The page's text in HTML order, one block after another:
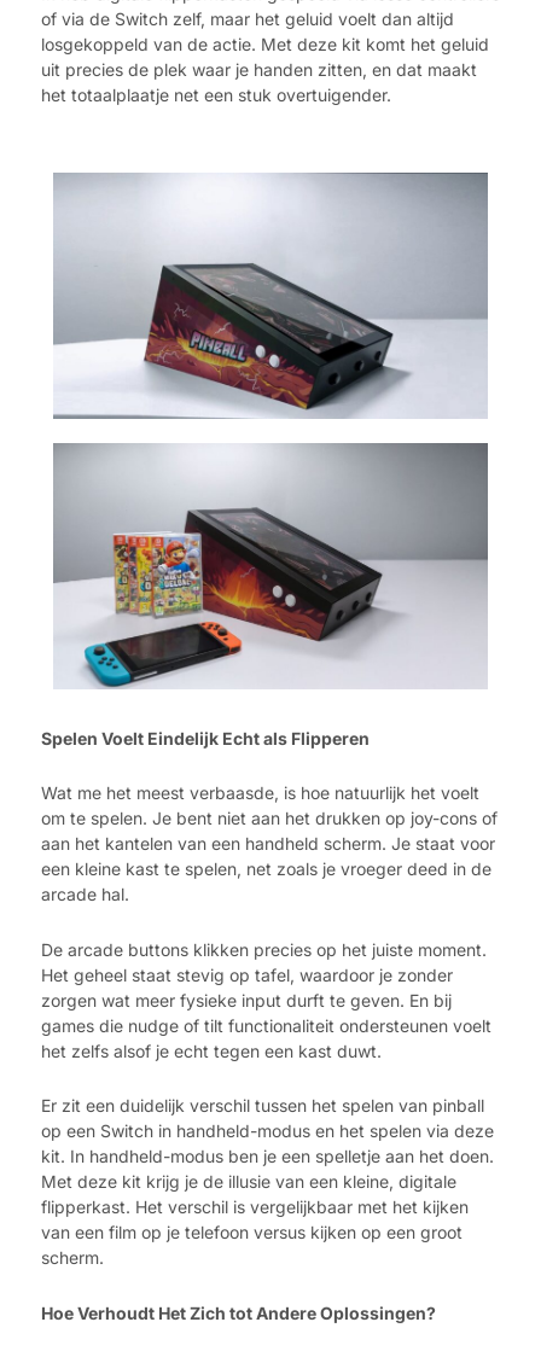
of via de Switch zelf, maar het geluid voelt dan altijd
losgekoppeld van de actie. Met deze kit komt het geluid
uit precies de plek waar je handen zitten, en dat maakt
het totaalplaatje net een stuk overtuigender.
Spelen Voelt Eindelijk Echt als Flipperen
Wat me het meest verbaasde, is hoe natuurlijk het voelt
om te spelen. Je bent niet aan het drukken op joy-cons of
aan het kantelen van een handheld scherm. Je staat voor
een kleine kast te spelen, net zoals je vroeger deed in de
arcade hal.
De arcade buttons klikken precies op het juiste moment.
Het geheel staat stevig op tafel, waardoor je zonder
zorgen wat meer fysieke input durft te geven. En bij
games die nudge of tilt functionaliteit ondersteunen voelt
het zelfs alsof je echt tegen een kast duwt.
Er zit een duidelijk verschil tussen het spelen van pinball
op een Switch in handheld-modus en het spelen via deze
kit. In handheld-modus ben je een spelletje aan het doen.
Met deze kit krijg je de illusie van een kleine, digitale
flipperkast. Het verschil is vergelijkbaar met het kijken
van een film op je telefoon versus kijken op een groot
scherm.
Hoe Verhoudt Het Zich tot Andere Oplossingen?